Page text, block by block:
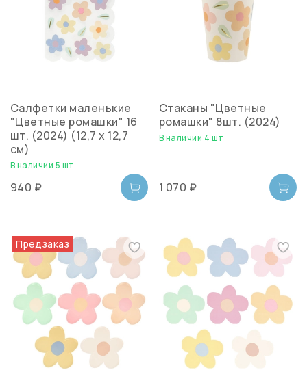
Салфетки маленькие
"Цветные ромашки" 16
шт. (2024) (12,7 х 12,7
см)
В наличии 5 шт
940 ₽
Стаканы "Цветные
ромашки" 8шт. (2024)
В наличии 4 шт
1 070 ₽
Предзаказ